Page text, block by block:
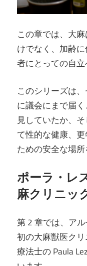
この章では、大
けでなく、加齢
者にとっての自立
このシリーズは
に議会にまで届
見していたか、
て性的な健康、
ための安全な場
ポーラ・レ
麻クリニッ
第 2 章では、ア
初の大麻獣医ク
療法士の Paula